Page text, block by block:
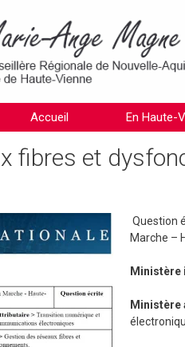
Accueil En Haute-
fibres et
Question
Marche –
Ministère
Ministère